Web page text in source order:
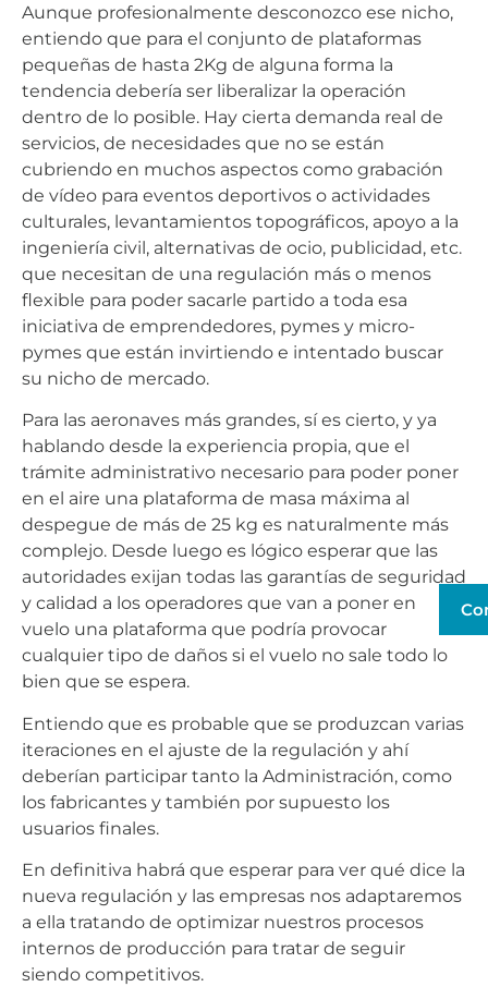
Aunque profesionalmente desconozco ese nicho,
entiendo que para el conjunto de plataformas
pequeñas de hasta 2Kg de alguna forma la
tendencia debería ser liberalizar la operación
dentro de lo posible. Hay cierta demanda real de
servicios, de necesidades que no se están
cubriendo en muchos aspectos como grabación
de vídeo para eventos deportivos o actividades
culturales, levantamientos topográficos, apoyo a la
ingeniería civil, alternativas de ocio, publicidad, etc.
que necesitan de una regulación más o menos
flexible para poder sacarle partido a toda esa
iniciativa de emprendedores, pymes y micro-
pymes que están invirtiendo e intentado buscar
su nicho de mercado.
Para las aeronaves más grandes, sí es cierto, y ya
hablando desde la experiencia propia, que el
trámite administrativo necesario para poder poner
en el aire una plataforma de masa máxima al
despegue de más de 25 kg es naturalmente más
complejo. Desde luego es lógico esperar que las
autoridades exijan todas las garantías de seguridad
y calidad a los operadores que van a poner en
vuelo una plataforma que podría provocar
cualquier tipo de daños si el vuelo no sale todo lo
bien que se espera.
Entiendo que es probable que se produzcan varias
iteraciones en el ajuste de la regulación y ahí
deberían participar tanto la Administración, como
los fabricantes y también por supuesto los
usuarios finales.
En definitiva habrá que esperar para ver qué dice la
nueva regulación y las empresas nos adaptaremos
a ella tratando de optimizar nuestros procesos
internos de producción para tratar de seguir
siendo competitivos.